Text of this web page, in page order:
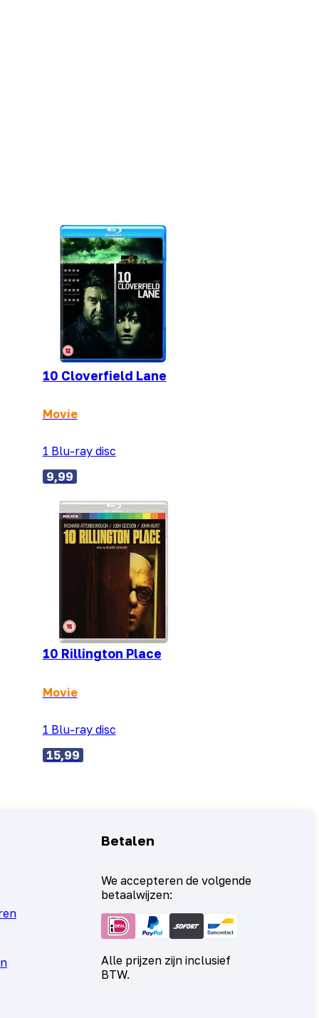
10 Cloverfield Lane
Movie
1 Blu-ray disc
9,99
10 Rillington Place
Movie
1 Blu-ray disc
15,99
Betalen
We accepteren de volgende
betaalwijzen:
Alle prijzen zijn inclusief
BTW.